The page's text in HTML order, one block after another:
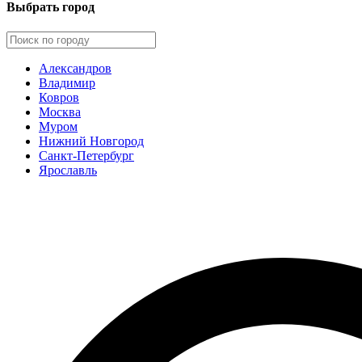
Выбрать город
Александров
Владимир
Ковров
Москва
Муром
Нижний Новгород
Санкт-Петербург
Ярославль